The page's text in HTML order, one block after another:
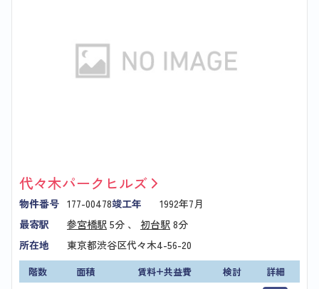
代々木パークヒルズ
物件番号 177-00478竣工年
1992年7月
最寄駅
参宮橋駅 5分 、 初台駅 8分
所在地
東京都渋谷区代々木4-56-20
階数 面積 賃料+共益費 検討
詳細